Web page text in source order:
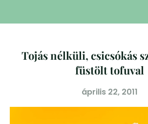
Tojás nélküli, csicsókás
füstölt tofuval
április 22, 2011